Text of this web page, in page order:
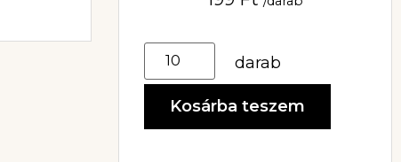
darab
Kosárba teszem